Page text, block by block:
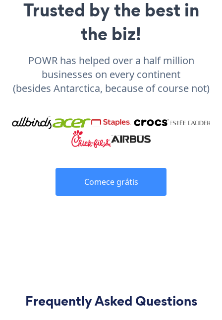
Trusted by the best in
the biz!
POWR has helped over a half million
businesses on every continent
(besides Antarctica, because of course not)
Comece grátis
Frequently Asked Questions